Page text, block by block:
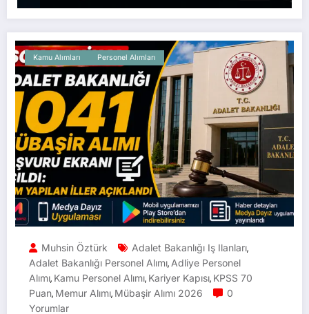
Kamu Alımları Personel Alımları
Muhsin Öztürk Adalet Bakanlığı Iş Ilanları,
Adalet Bakanlığı Personel Alımı, Adliye Personel
Alımı, Kamu Personel Alımı, Kariyer Kapısı, KPSS 70
Puan, Memur Alımı, Mübaşir Alımı 2026
0
Yorumlar